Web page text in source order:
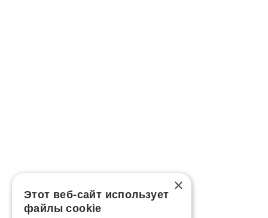
×
Этот веб-сайт использует
файлы cookie